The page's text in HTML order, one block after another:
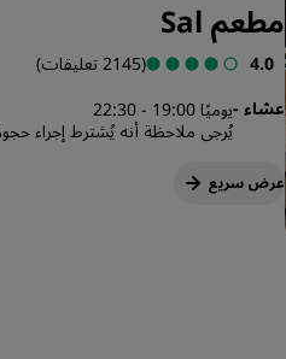
مطعم Sal
4.0
(2145 تعليقات)
عشاء -يوميًا 19:00 - 22:30
يُرجى ملاحظة أنه يُشترط إجراء
عرض سريع